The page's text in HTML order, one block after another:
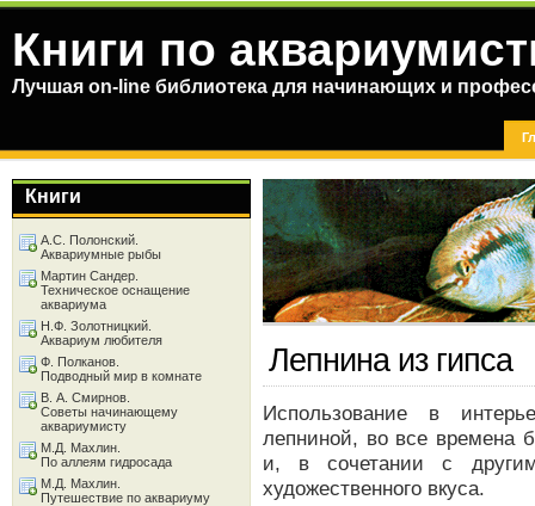
Книги по
Лучшая on-line библиотека для начинающих и
Лепнина из гипса
Использование в
лепниной, во все времена
и, в сочетании с
художественного вкуса.
Книги
А.С. Полонский.
Аквариумные рыбы
Мартин Сандер.
Техническое оснащение
аквариума
Н.Ф. Золотницкий.
Аквариум любителя
Ф. Полканов.
Подводный мир в комнате
В. А. Смирнов.
Советы начинающему
аквариумисту
М.Д. Махлин.
По аллеям гидросада
М.Д. Махлин.
Путешествие по аквариуму